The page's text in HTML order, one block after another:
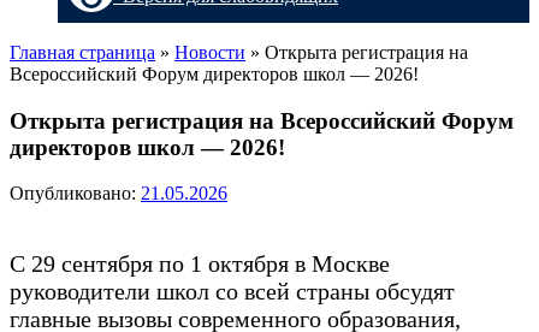
Главная страница » Новости » Открыта регистрация на
Всероссийский Форум директоров школ — 2026!
Открыта регистрация на Всероссийский Форум
директоров школ — 2026!
Опубликовано: 21.05.2026
С 29 сентября по 1 октября в Москве
руководители школ со всей страны обсудят
главные вызовы современного образования,